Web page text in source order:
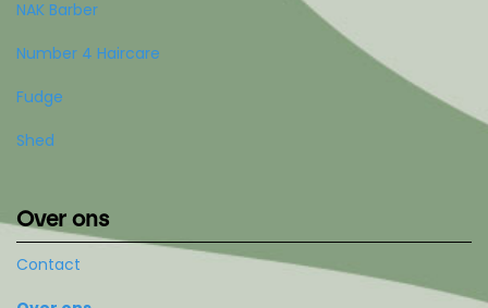
NAK Barber
Number 4 Haircare
Fudge
Shed
Over ons
Contact